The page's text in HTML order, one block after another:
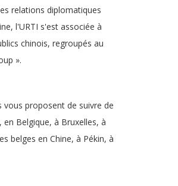
relations diplomatiques
l'URTI s'est associée à
chinois, regroupés au
».
vous proposent de suivre de
Belgique, à Bruxelles, à
belges en Chine, à Pékin, à